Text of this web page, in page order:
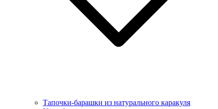
Тапочки-барашки из натурального каракуля